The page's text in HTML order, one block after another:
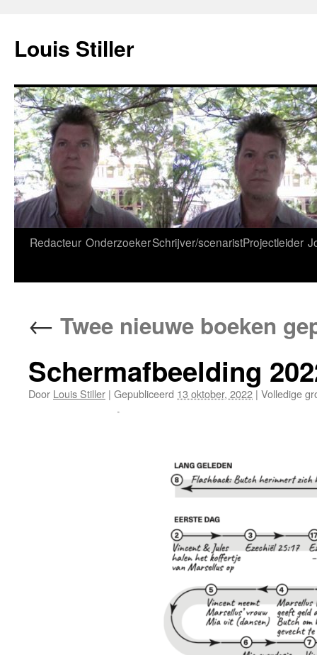
inhoud
Louis Stiller
Redacteur OnderzoekerSchrijver/scenaristProjectleider
← Twee nieuwe boeken
Schermafbeelding
Door Louis Stiller | Gepubliceerd 13 oktober, 2022 | Volledige